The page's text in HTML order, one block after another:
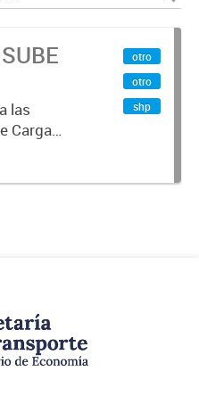
las
Carga
otro
otro
shp